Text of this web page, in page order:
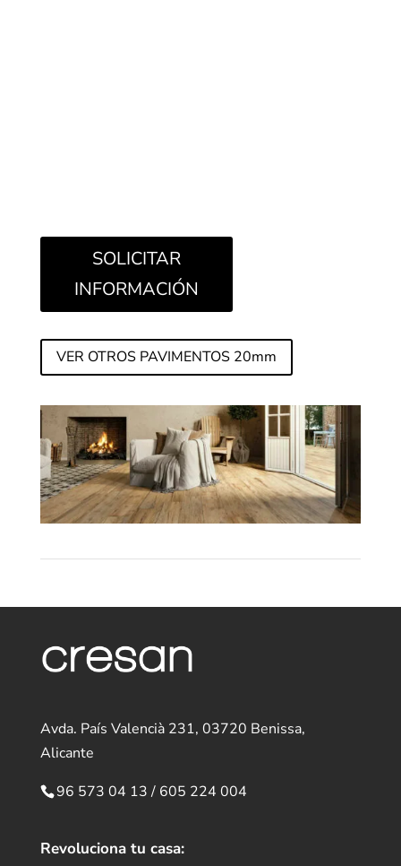
SOLICITAR
INFORMACIÓN
VER OTROS PAVIMENTOS 20mm
Avda. País Valencià 231, 03720 Benissa,
Alicante
96 573 04 13/ 605 224 004
Revoluciona tu casa: